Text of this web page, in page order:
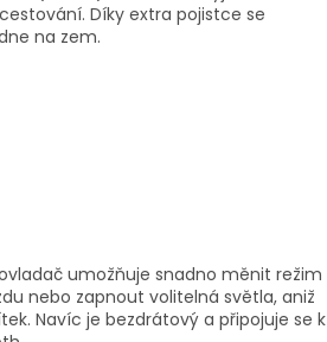
Díky extra pojistce se
na zem.
umožňuje snadno měnit režim
nebo zapnout volitelná světla, aniž
Navíc je bezdrátový a připojuje se k